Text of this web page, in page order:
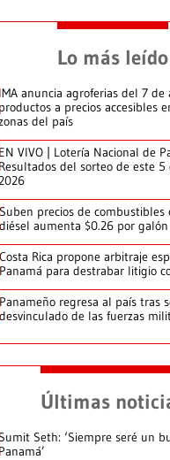
Lo más leído
IMA anuncia agroferias del 7 de
productos a precios accesibles
del país
EN VIVO | Lotería Nacional de
Resultados del sorteo de este
2026
Suben precios de combustibles
diésel aumenta $0.26 por galón
Costa Rica propone arbitraje
Panamá para destrabar litigio
Panameño regresa al país tras
desvinculado de las fuerzas
Últimas
Sumit Seth: ‘Siempre seré un
Panamá’